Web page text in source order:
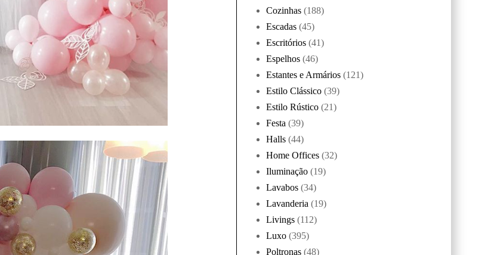
Cozinhas (188)
Escadas (45)
Escritórios (41)
Espelhos (46)
Estantes e Armários (121)
Estilo Clássico (39)
Estilo Rústico (21)
Festa (39)
Halls (44)
Home Offices (32)
Iluminação (19)
Lavabos (34)
Lavanderia (19)
Livings (112)
Luxo (395)
Poltronas (48)